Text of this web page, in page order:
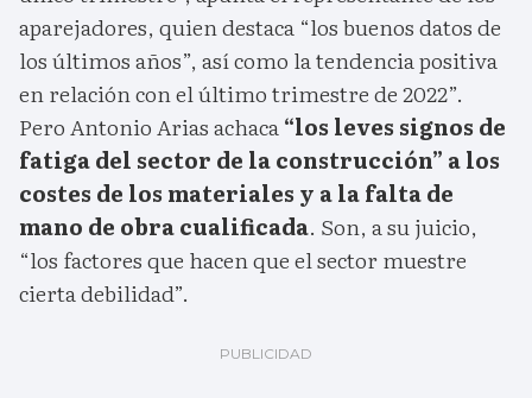
aparejadores, quien destaca “los buenos datos de
los últimos años”, así como la tendencia positiva
en relación con el último trimestre de 2022”.
Pero Antonio Arias achaca“los leves signos de
fatiga del sector de la construcción” a los
costes de los materiales y a la falta de
mano de obra cualificada. Son, a su juicio,
“los factores que hacen que el sector muestre
cierta debilidad”.